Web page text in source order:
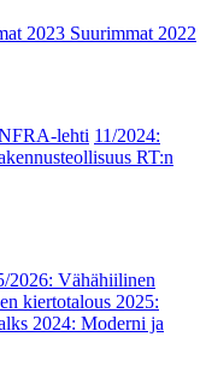
2023 Suurimmat 2022
lehti 11/2024:
RT:n
2026: Vähähiilinen
kiertotalous 2025:
2024: Moderni ja